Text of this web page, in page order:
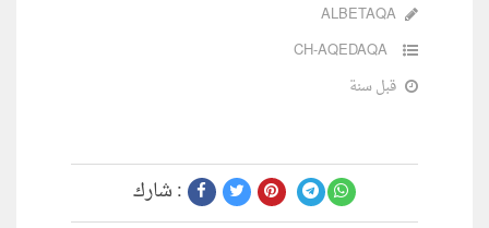
ALBETAQA
CH-AQEDAQA
قبل سنة
شارك :